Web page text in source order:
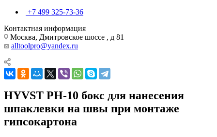
+7 499 325-73-36
Контактная информация
Москва, Дмитровское шоссе , д 81
alltoolpro@yandex.ru
HYVST PH-10 бокс для нанесения
шпаклевки на швы при монтаже
гипсокартона